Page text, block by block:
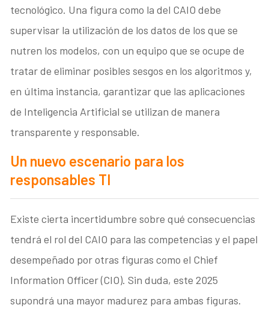
tecnológico. Una figura como la del CAIO debe
supervisar la utilización de los datos de los que se
nutren los modelos, con un equipo que se ocupe de
tratar de eliminar posibles sesgos en los algoritmos y,
en última instancia, garantizar que las aplicaciones
de Inteligencia Artificial se utilizan de manera
transparente y responsable.
Un nuevo escenario para los
responsables TI
Existe cierta incertidumbre sobre qué consecuencias
tendrá el rol del CAIO para las competencias y el papel
desempeñado por otras figuras como el Chief
Information Officer (CIO). Sin duda, este 2025
supondrá una mayor madurez para ambas figuras.